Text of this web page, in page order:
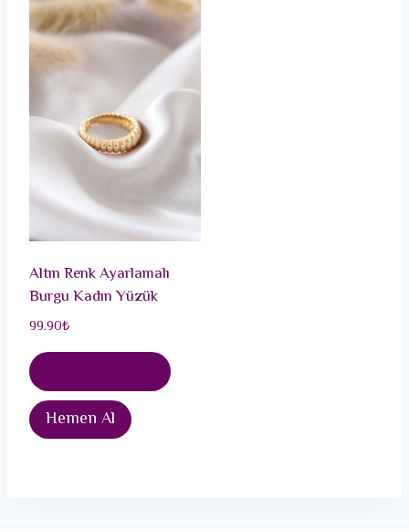
Altın Renk Ayarlamalı
Burgu Kadın Yüzük
99.90₺
Hemen Al